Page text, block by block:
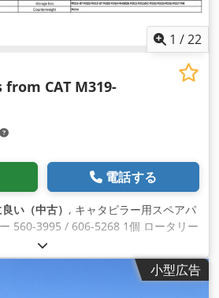
1 /22
from CAT M319-
電話する
い（中古） , キャタピラー用スペアパ
560-3995 / 606-5268 1個 ロータリー
Codpfx Akev E Dwxs Dorf 振り子軸シ
カップリング（リンク）568-9344
1個 541-6698 1x 可変調整可能ブーム
タブ 562-7526/525-9265 油圧シリ
小型広告